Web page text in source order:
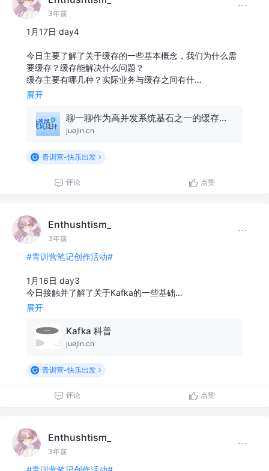
3年前
1月17日 day4
今日主要了解了关于缓存的一些基本概念，我们为什么需
要缓存？缓存能解决什么问题？
缓存主要有哪几种？实际业务与缓存之间有什…
展开
聊一聊作为高并发系统基石之一的缓存，会用很简单，用好才是技术活
juejin.cn
青训营-快乐出发
评论 点赞
Enthushtism_
3年前
#青训营笔记创作活动#
1月16日 day3
今日接触并了解了关于Kafka的一些基础…
展开
Kafka 科普
juejin.cn
青训营-快乐出发
评论 点赞
Enthushtism_
3年前